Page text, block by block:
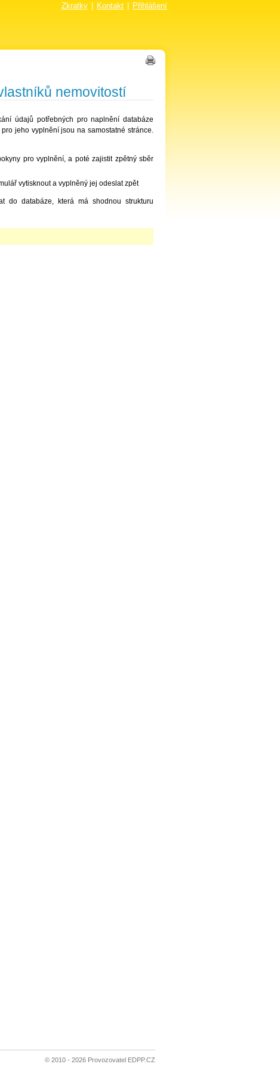
Zkratky Kontakt Přihlášení
nemovitostí
údajů potřebných pro naplnění databáze
jeho vyplnění jsou na samostatné stránce.
pro vyplnění, a poté zajistit zpětný sběr
vytisknout a vyplněný jej odeslat zpět
do databáze, která má shodnou strukturu
© 2010 - 2026 Provozovatel EDPP.CZ